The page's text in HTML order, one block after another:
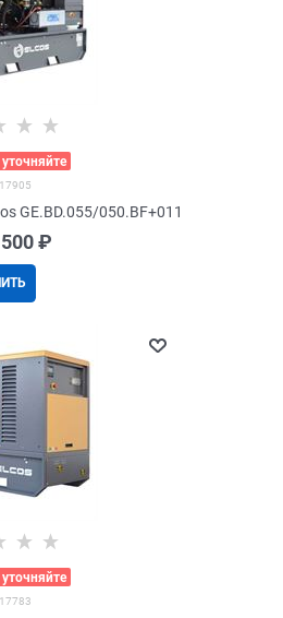
GE.BD.055/050.BF+011
₽